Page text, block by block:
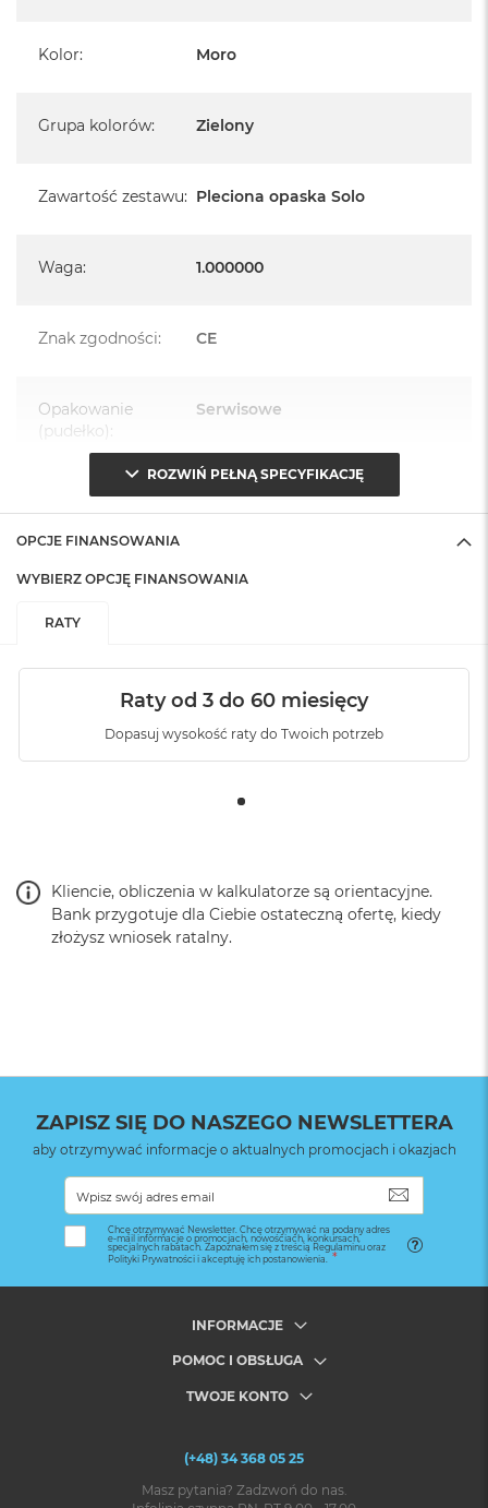
Kolor: Moro
Grupa kolorów: Zielony
Zawartość zestawu: Pleciona opaska Solo
Waga: 1.000000
Znak zgodności: CE
Opakowanie
(pudełko):
Serwisowe
ROZWIŃ PEŁNĄ SPECYFIKACJĘ
OPCJE FINANSOWANIA
WYBIERZ OPCJĘ FINANSOWANIA
RATY
Raty od 3 do 60 miesięcy
Dopasuj wysokość raty do Twoich potrzeb
Kliencie, obliczenia w kalkulatorze są orientacyjne.
Bank przygotuje dla Ciebie ostateczną ofertę, kiedy
złożysz wniosek ratalny.
ZAPISZ SIĘ DO NASZEGO NEWSLETTERA
aby otrzymywać informacje o aktualnych promocjach i okazjach
Chcę otrzymywać Newsletter. Chcę otrzymywać na podany adres
e-mail informacje o promocjach, nowościach, konkursach,
specjalnych rabatach. Zapoznałem się z treścią Regulaminu oraz
Polityki Prywatności i akceptuję ich postanowienia.
INFORMACJE
POMOC I OBSŁUGA
TWOJE KONTO
(+48) 34 368 05 25
Masz pytania? Zadzwoń do nas.